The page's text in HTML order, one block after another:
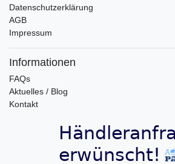
Datenschutzerklärung
AGB
Impressum
Informationen
FAQs
Aktuelles / Blog
Kontakt